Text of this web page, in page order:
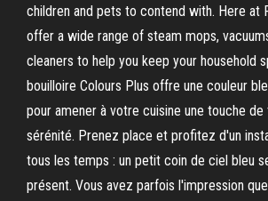
children and pets to contend with. Here at
offer a wide range of steam mops,
cleaners to help you keep your household
bouilloire Colours Plus offre une couleur
pour amener à votre cuisine une touche
sérénité. Prenez place et profitez d'un
tous les temps : un petit coin de ciel bleu
présent. Vous avez parfois l'impression